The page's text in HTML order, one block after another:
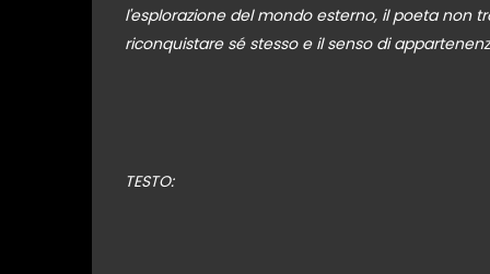
l'esplorazione del mondo esterno, il poeta non
riconquistare sé stesso e il senso di
TESTO: